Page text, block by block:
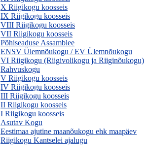
X Riigikogu koosseis
IX Riigikogu koosseis
VIII Riigikogu koosseis
VII Riigikogu koosseis
Põhiseaduse Assamblee
ENSV Ülemnõukogu / EV Ülemnõukogu
VI Riigikogu (Riigivolikogu ja Riiginõukogu)
Rahvuskogu
V Riigikogu koosseis
IV Riigikogu koosseis
III Riigikogu koosseis
II Riigikogu koosseis
I Riigikogu koosseis
Asutav Kogu
Eestimaa ajutine maanõukogu ehk maapäev
Riigikogu Kantselei ajalugu